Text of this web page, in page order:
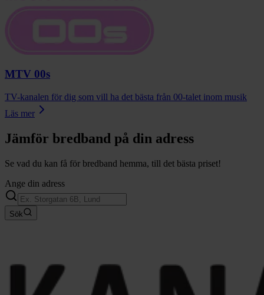
MTV 00s
TV-kanalen för dig som vill ha det bästa från 00-talet inom musik
Läs mer
Jämför bredband på din adress
Se vad du kan få för bredband hemma, till det bästa priset!
Ange din adress
Sök